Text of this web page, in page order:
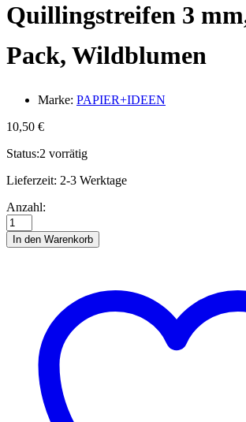
Quillingstreifen 3
Pack, Wildblumen
Marke: PAPIER+IDEEN
10,50 €
Status:2 vorrätig
Lieferzeit: 2-3 Werktage
Quillingstreifen
3
mm,
Mix
Anzahl:
In den Warenkorb